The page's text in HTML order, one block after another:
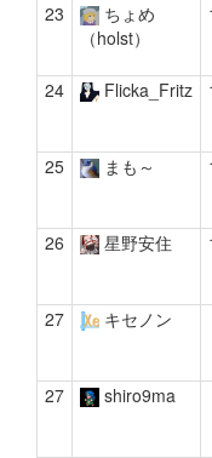
23
ちょめ
（holst）
24 Flicka_Fritz
25 まも～
26 星野安住
27 キセノン
27 shiro9ma